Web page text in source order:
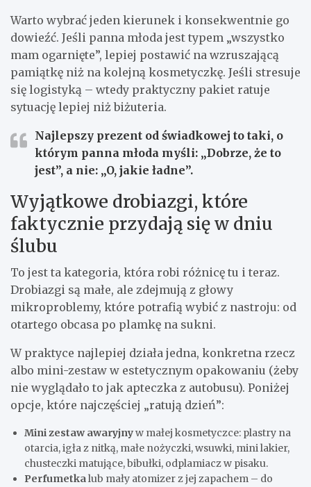
Warto wybrać jeden kierunek i konsekwentnie go
dowieźć. Jeśli panna młoda jest typem „wszystko
mam ogarnięte”, lepiej postawić na wzruszającą
pamiątkę niż na kolejną kosmetyczkę. Jeśli stresuje
się logistyką – wtedy praktyczny pakiet ratuje
sytuację lepiej niż biżuteria.
Najlepszy prezent od świadkowej to taki, o
którym panna młoda myśli: „Dobrze, że to
jest”, a nie: „O, jakie ładne”.
Wyjątkowe drobiazgi, które
faktycznie przydają się w dniu
ślubu
To jest ta kategoria, która robi różnicę tu i teraz.
Drobiazgi są małe, ale zdejmują z głowy
mikroproblemy, które potrafią wybić z nastroju: od
otartego obcasa po plamkę na sukni.
W praktyce najlepiej działa jedna, konkretna rzecz
albo mini-zestaw w estetycznym opakowaniu (żeby
nie wyglądało to jak apteczka z autobusu). Poniżej
opcje, które najczęściej „ratują dzień”:
Mini zestaw awaryjnyw małej kosmetyczce: plastry na
otarcia, igła z nitką, małe nożyczki, wsuwki, mini lakier,
chusteczki matujące, bibułki, odplamiacz w pisaku.
Perfumetkalub mały atomizer z jej zapachem – do